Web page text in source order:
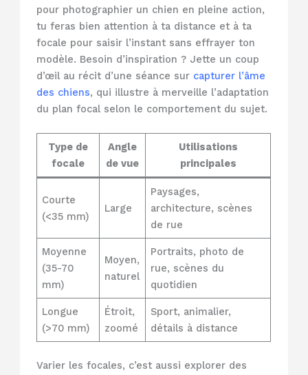
pour photographier un chien en pleine action,
tu feras bien attention à ta distance et à ta
focale pour saisir l’instant sans effrayer ton
modèle. Besoin d’inspiration ? Jette un coup
d’œil au récit d’une séance sur capturer l’âme
des chiens, qui illustre à merveille l’adaptation
du plan focal selon le comportement du sujet.
Type de
focale
Angle
de vue
Utilisations
principales
Courte
(<35 mm)
Large
Paysages,
architecture, scènes
de rue
Moyenne
(35-70
mm)
Moyen,
naturel
Portraits, photo de
rue, scènes du
quotidien
Longue
(>70 mm)
Étroit,
zoomé
Sport, animalier,
détails à distance
Varier les focales, c’est aussi explorer des